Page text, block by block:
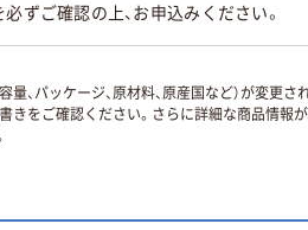
必ずご確認の上、お申込みください。
、パッケージ、原材料、原産国など）が変更
をご確認ください。さらに詳細な商品情報